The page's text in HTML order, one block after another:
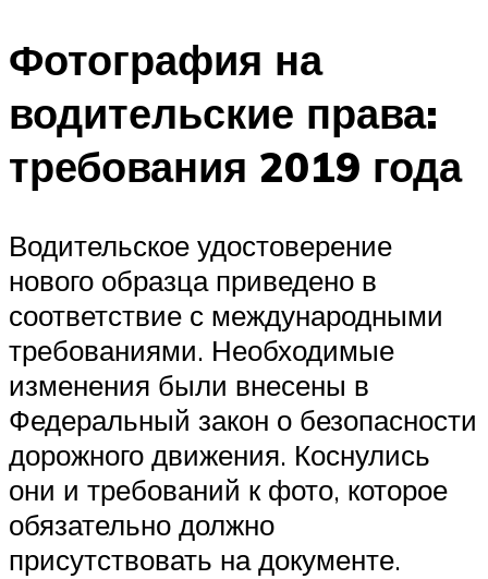
Фотография на
водительские права:
требования 2019 года
Водительское удостоверение
нового образца приведено в
соответствие с международными
требованиями. Необходимые
изменения были внесены в
Федеральный закон о безопасности
дорожного движения. Коснулись
они и требований к фото, которое
обязательно должно
присутствовать на документе.